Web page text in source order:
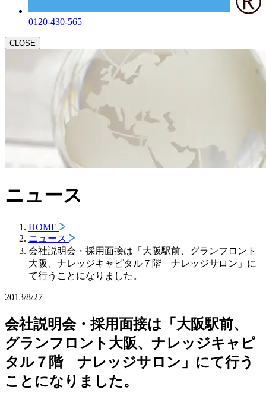
0120-430-565
CLOSE
ニュース
HOME
ニュース
会社説明会・採用面接は「大阪駅前、グランフロント
大阪、ナレッジキャピタル７階 ナレッジサロン」に
て行うことになりました。
2013/8/27
会社説明会・採用面接は「大阪駅前、
グランフロント大阪、ナレッジキャピ
タル７階 ナレッジサロン」にて行う
ことになりました。